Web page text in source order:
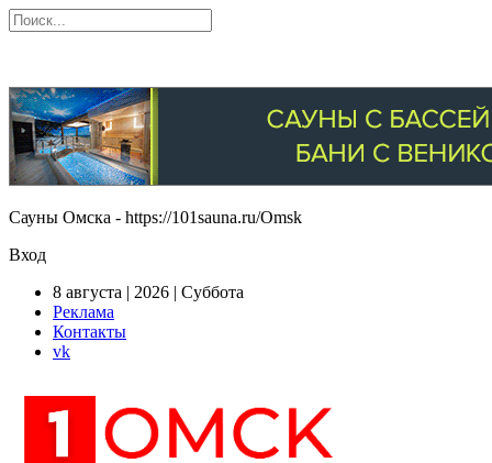
Сауны Омска - https://101sauna.ru/Omsk
Вход
8 августа | 2026 | Суббота
Реклама
Контакты
vk